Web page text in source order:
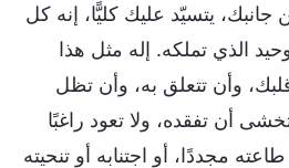
يتسيّد عليك كليًّا، إنه كل
الذي تملكه. إله مثل هذا
وأن تتعلق به، وأن تظل
أن تفقده، ولا تعود راغبًا
مجددًا، أو اجتنابه أو تنحيته